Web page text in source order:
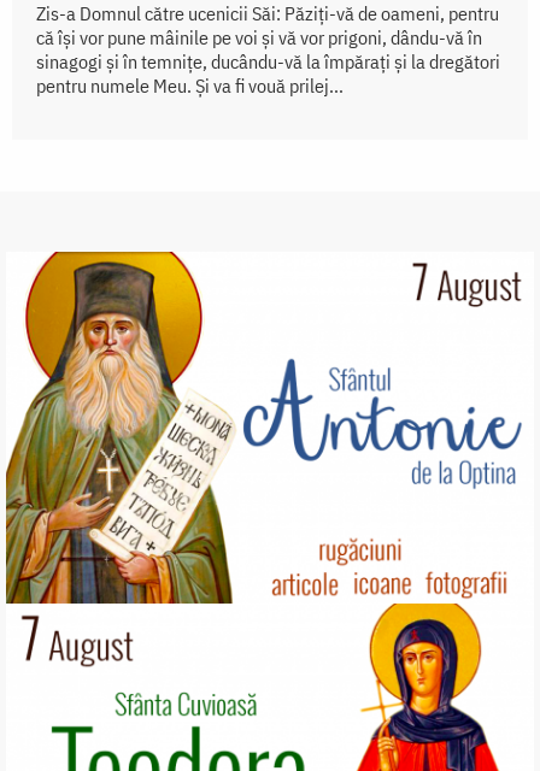
Zis-a Domnul către ucenicii Săi: Păziți-vă de oameni, pentru
că își vor pune mâinile pe voi și vă vor prigoni, dându-vă în
sinagogi și în temnițe, ducându-vă la împărați și la dregători
pentru numele Meu. Și va fi vouă prilej...